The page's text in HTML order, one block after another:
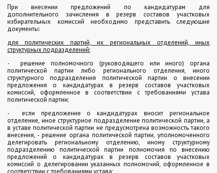
При внесении предложений по кандидатурам для
дополнительного зачисления в резерв составов участковых
избирательных комиссий необходимо представить следующие
документы:
для политических партий, их региональных отделений, иных
структурных подразделений:
- решение полномочного (руководящего или иного) органа
политической партии либо регионального отделения, иного
структурного подразделения политической партии о внесении
предложения о кандидатурах в резерв составов участковых
комиссий, оформленное в соответствии с требованиями устава
политической партии;
- если предложение о кандидатурах вносит региональное
отделение, иное структурное подразделение политической партии, а
в уставе политической партии не предусмотрена возможность такого
внесения, - решение органа политической партии, уполномоченного
делегировать региональному отделению, иному структурному
подразделению политической партии полномочия по внесению
предложений о кандидатурах в резерв составов участковых
комиссий о делегировании указанных полномочий, оформленное в
соответствии с требованиями устава;